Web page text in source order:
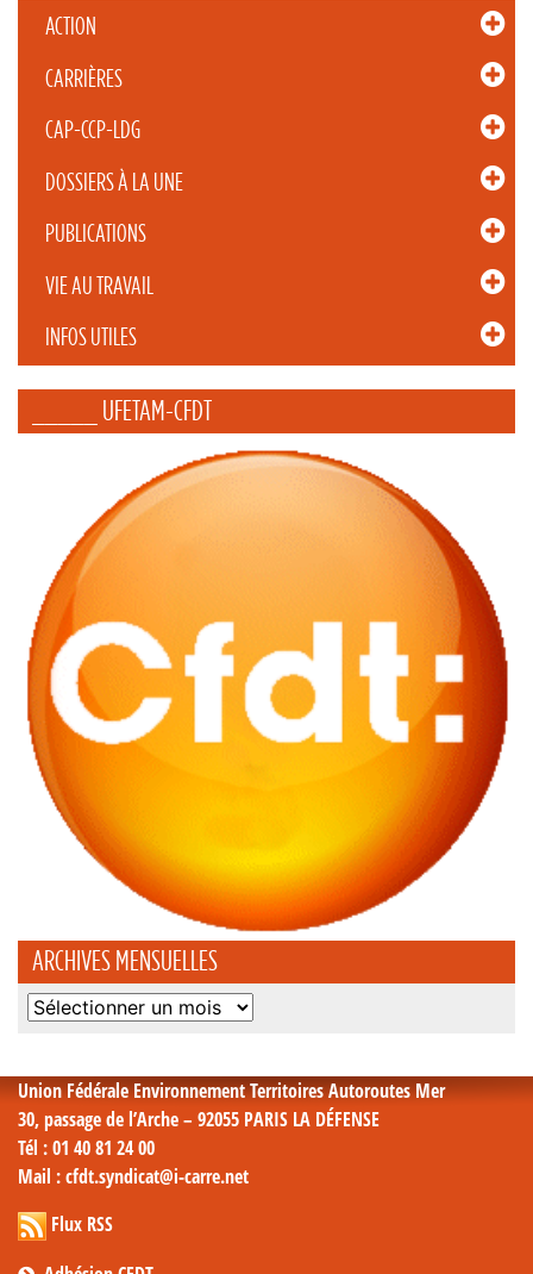
ACTION
CARRIÈRES
CAP-CCP-LDG
DOSSIERS À LA UNE
PUBLICATIONS
VIE AU TRAVAIL
INFOS UTILES
_____ UFETAM-CFDT
ARCHIVES MENSUELLES
Archives
Union Fédérale Environnement Territoires Autoroutes Mer
30, passage de l’Arche – 92055 PARIS LA DÉFENSE
Tél : 01 40 81 24 00
Mail : cfdt.syndicat@i-carre.net
Flux RSS